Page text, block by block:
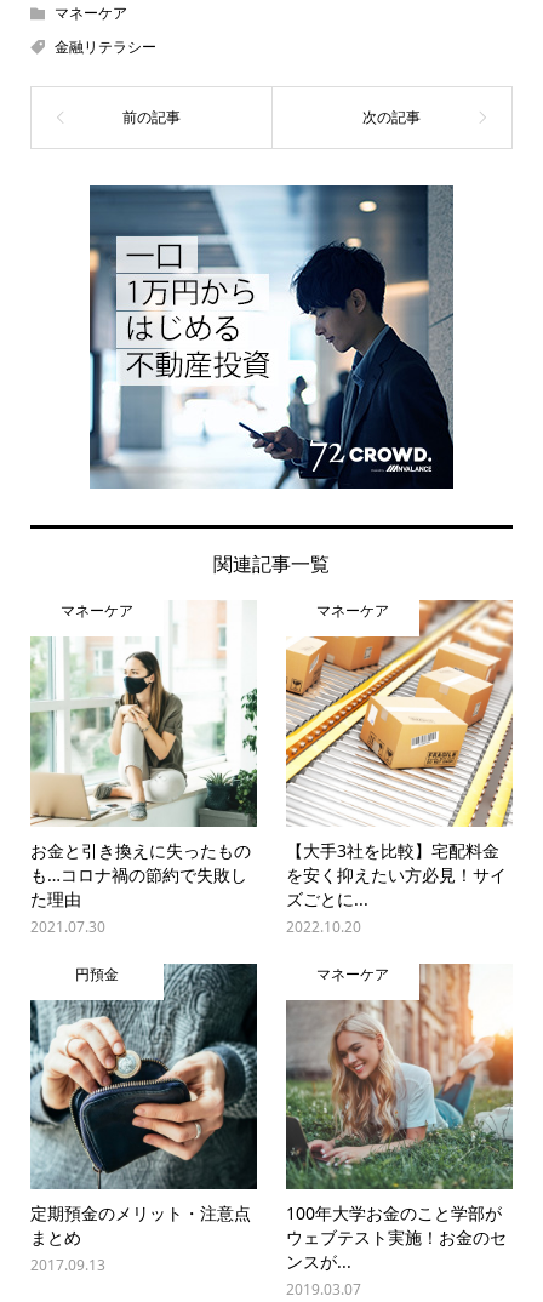
マネーケア
金融リテラシー
関連記事一覧
マネーケア
お金と引き換えに失ったもの
も…コロナ禍の節約で失敗し
た理由
2021.07.30
マネーケア
【大手3社を比較】宅配料金
を安く抑えたい方必見！サイ
ズごとに...
2022.10.20
円預金
定期預金のメリット・注意点
まとめ
2017.09.13
マネーケア
100年大学お金のこと学部が
ウェブテスト実施！お金のセ
ンスが...
2019.03.07